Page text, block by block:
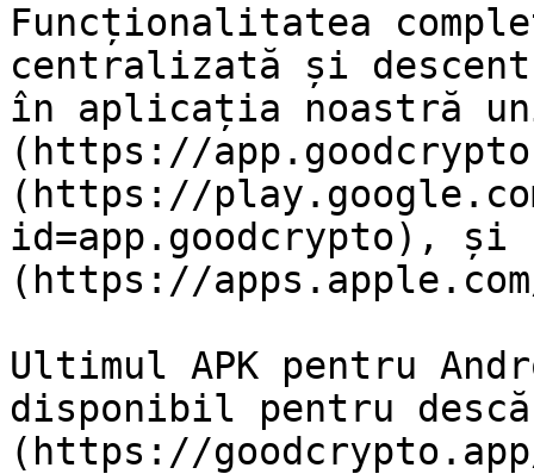
Funcționalitatea
centralizată și
în aplicația noastră
(https://
(https://
id=app.goodcrypto), și
(https://
Ultimul APK pentru
disponibil pentru
(https://